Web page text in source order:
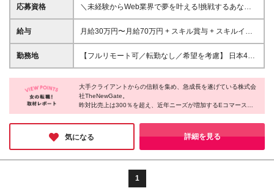
応募資格
＼未経験からWeb業界で夢を叶える!挑戦するあなた
を全力サポート/ ★学歴・経験不問! ★未経験・クリエ
イティブ系スクール卒業生・第二新卒歓迎! ★社会人
たことがない...』 という未経験の方も安心してご応募
ください! IT人財として着実に成長できる環境が整っ
ジェクト、給与面は応相談) < 以下に1つでも当てはま
る方は、大歓迎!> ・ITやWebに興味がある方 ・動画
編集の基本から学びたい方 ・動画の企画、構成、撮
影、編集を一人でできるようになりたい方 ・英語を
使い、グローバルに活躍したい ・未経験だけど新し
いことに挑戦したい ・教育制度が整っている環境で
働きたい ・自分をレベルアップさせたい ・地方を盛
り上げたい方 《当社ならではの魅力》 #未経験大歓迎
#フルリモート/完全在宅ワークも可能(プロジェクトに
より異なる) #世界に通用する自社内開発サービスあり
給与
月給30万円〜月給70万円 + スキル賞与 + スキルイン
センティブ ※研修期間は有期雇用契約社員 ※プロジェ
クトによって異なる ※上記には(固定残業代
す。 東京エリア:月給21.3万円～ 大阪・愛知エリア:月
給20.5万円〜 その他エリア:月給20万円〜 ＼経験者の
方は優遇します★／ 月給35万円~月給70万円 + スキ
勤務地
【フルリモート可／転勤なし／希望を考慮】 日本47
都道府県、どこでも就業可能！ (東京支社、群馬本
社、北海道支社、宮城支社、愛知支社、大阪支社、福
岡支社、千葉支店、神奈川支店、茨城支店、新潟支
店、長野支店、石川支店、静岡支店、京都支店、兵庫
支店、広島支店、愛媛支店、熊本支店、沖縄支店、ま
たは各拠点近郊のプロジェクト先) ★リモートワーク
実施中（プロジェクトによる） ※一部フルリモートあ
り ★Ｕ＆Ｉターン歓迎 ★転居を伴う転勤なし ★受動
大手クライアントからの信頼を集め、急成長を遂げている株式会
社TheNewGate。
昨対比売上は300％を超え、近年ニーズが増加するEコマース分
野でのARやAIなど、先端技術にも果敢にチャレンジするベンチャ
ー企業。
『デザイナーになるだけではなく、先進的な部分に飛び込んで欲
しい』という代表の言葉通り、スキルUPのサポートが充実してい
る。基礎が身につく平均10ヶ月のカリキュラム、その後のキャリ
アUPで学べることは段違いだ。
気になる 詳細を見る
1